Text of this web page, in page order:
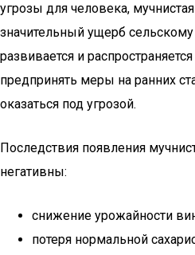
угрозы для человека,
значительный ущерб
развивается и
предпринять меры на ранних
оказаться под угрозой.
Последствия появления
негативны:
снижение урожайности
потеря нормальной